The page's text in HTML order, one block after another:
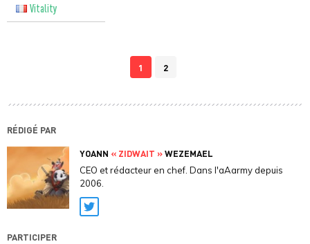
Vitality
1 2
RÉDIGÉ PAR
YOANN « ZIDWAIT »WEZEMAEL
CEO et rédacteur en chef. Dans l'aAarmy depuis
2006.
Twitter
PARTICIPER